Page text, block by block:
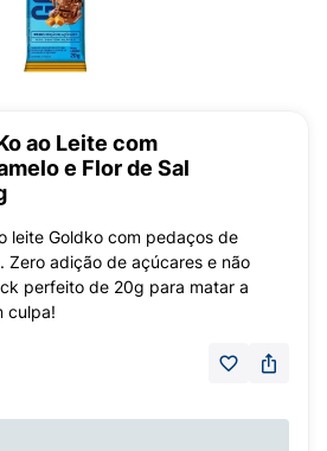
ao Leite com
e Flor de Sal
leite Goldko com pedaços de
Zero adição de açúcares e não
perfeito de 20g para matar a
culpa!